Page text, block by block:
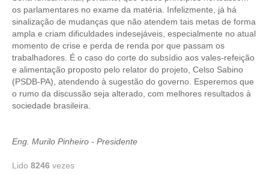
CONTATO
CURSOS
ENGENHEIRO EMPREENDEDOR
SEESP EDUCAÇÃO
BENEFÍCIOS
APOSENTADORIA
os parlamentares no exame da matéria. Infelizmente, já há
sinalização de mudanças que não atendem tais metas de forma
ampla e criam dificuldades indesejáveis, especialmente no atual
momento de crise e perda de renda por que passam os
trabalhadores. É o caso do corte do subsídio aos vales-refeição
e alimentação proposto pelo relator do projeto, Celso Sabino
(PSDB-PA), atendendo à sugestão do governo. Esperemos que
o rumo da discussão seja alterado, com melhores resultados à
sociedade brasileira.
Eng. Murilo Pinheiro - Presidente
Lido 8246 vezes